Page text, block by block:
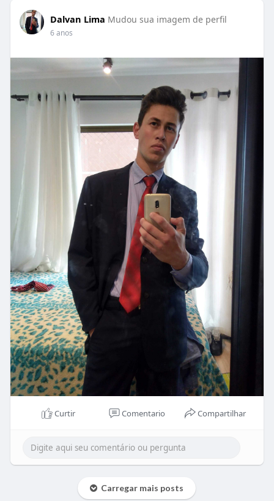
Dalvan Lima Mudou sua imagem de perfil
6 anos
Curtir Comentario Compartilhar
Carregar mais posts